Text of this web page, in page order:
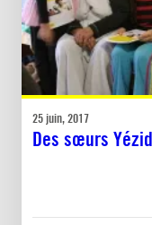
25 juin, 2017
Des sœurs